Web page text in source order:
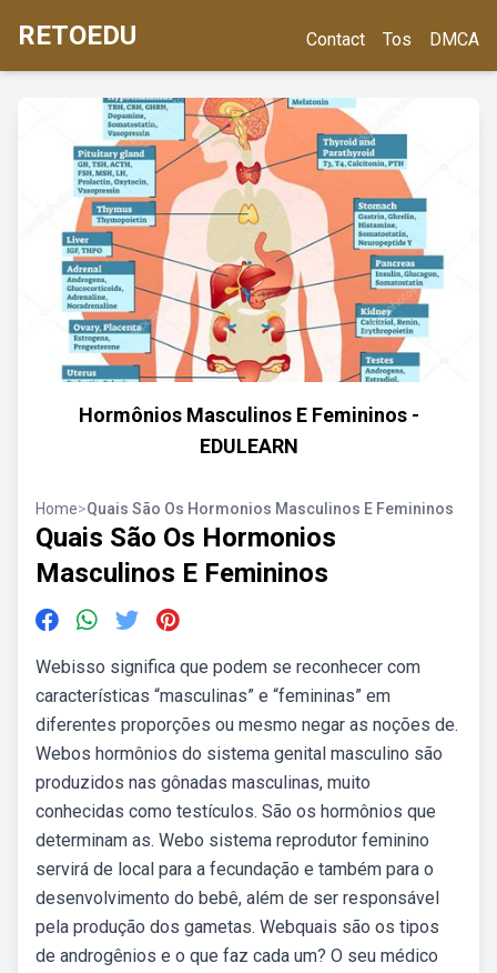
RETOEDU Contact Tos DMCA
Hormônios Masculinos E Femininos -
EDULEARN
Home>Quais São Os Hormonios Masculinos E Femininos
Quais São Os Hormonios
Masculinos E Femininos
Webisso significa que podem se reconhecer com
características “masculinas” e “femininas” em
diferentes proporções ou mesmo negar as noções de.
Webos hormônios do sistema genital masculino são
produzidos nas gônadas masculinas, muito
conhecidas como testículos. São os hormônios que
determinam as. Webo sistema reprodutor feminino
servirá de local para a fecundação e também para o
desenvolvimento do bebê, além de ser responsável
pela produção dos gametas. Webquais são os tipos
de androgênios e o que faz cada um? O seu médico